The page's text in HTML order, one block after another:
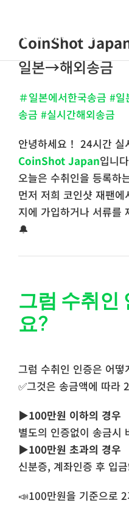
로
서
CoinShot Japan
일본→해외송금
＃일본에서한국송금 #
송금 #실시간해외송금
안녕하세요！ 24시간 실
CoinShot Japan입니
오늘은 수취인을 등록하
먼저 저희 코인샷 재팬
지에 가입하거나 서류를
🔔
그럼 수취인
요?
그럼 수취인 인증은 어떻
✅그것은 송금액에 따라
▶️100만원 이하의 경우
별도의 인증없이 송금시
▶️100만원 초과의 경우
신분증, 계좌인증 후 입금
📣100만원을 기준으로